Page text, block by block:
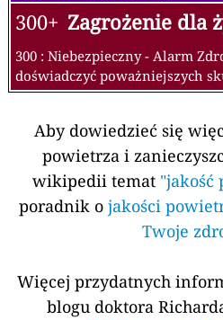
300+ Zagrożenie dla
300 : Niebezpieczny - Alarm
doświadczyć poważniejszych
Aby dowiedzieć się
powietrza i
wikipedii temat "jakość
poradnik o jakości
Twoje
Więcej przydatnych
blogu doktora